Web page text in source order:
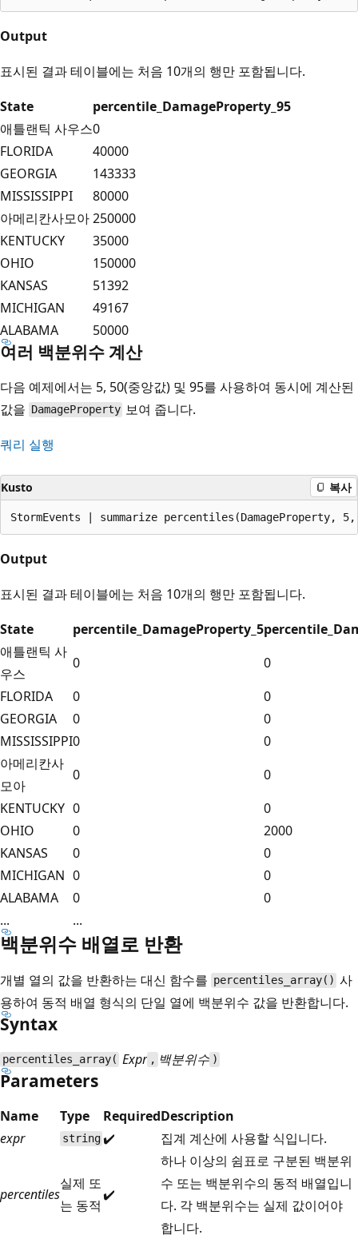
Output
표시된 결과 테이블에는 처음 10개의 행만 포함됩니다.
State
percentile_DamageProperty_95
애틀랜틱 사우스0
FLORIDA
40000
GEORGIA
143333
MISSISSIPPI
80000
아메리칸사모아250000
KENTUCKY
35000
OHIO
150000
KANSAS
51392
MICHIGAN
49167
ALABAMA
50000
여러 백분위수 계산
다음 예제에서는 5, 50(중앙값) 및 95를 사용하여 동시에 계산된
값을
DamageProperty 보여 줍니다.
쿼리 실행
Kusto 복사
Output
표시된 결과 테이블에는 처음 10개의 행만 포함됩니다.
State
percentile_DamageProperty_5
애틀랜틱 사
우스
0
0
FLORIDA
0
0
GEORGIA
0
0
MISSISSIPPI0
0
아메리칸사
모아
0
0
KENTUCKY 0
0
OHIO
0
2000
KANSAS
0
0
MICHIGAN 0
0
ALABAMA
0
0
...
...
백분위수 배열로 반환
개별 열의 값을 반환하는 대신 함수를 percentiles_array() 사
용하여 동적 배열 형식의 단일 열에 백분위수 값을 반환합니다.
Syntax
percentiles_array( Expr , 백분위수 )
Parameters
Name Type RequiredDescription
expr
string ✔️ 집계 계산에 사용할 식입니다.
percentiles
실제 또
는 동적
✔️
하나 이상의 쉼표로 구분된 백분위
수 또는 백분위수의 동적 배열입니
다. 각 백분위수는 실제 값이어야
합니다.